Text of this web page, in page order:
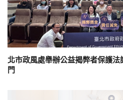
北市政風處舉辦公益揭弊者保護
門